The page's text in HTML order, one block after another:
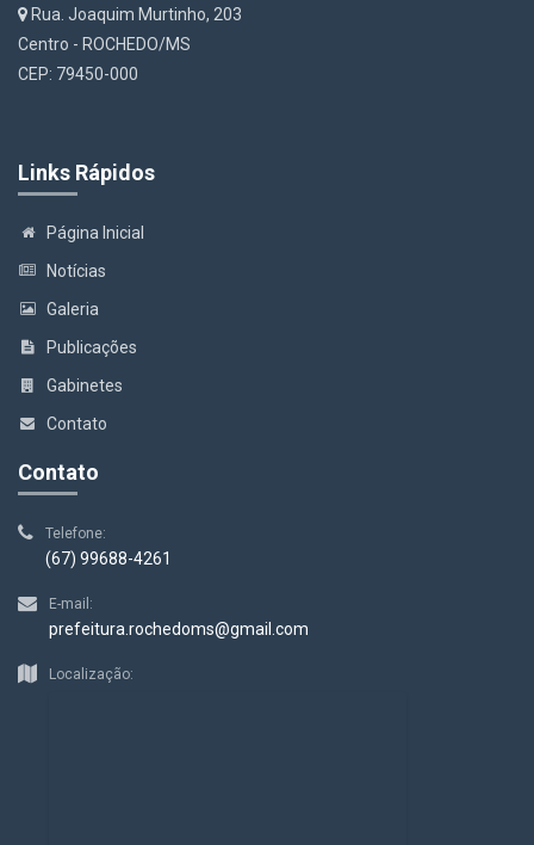
Rua. Joaquim Murtinho, 203
Centro - ROCHEDO/MS
CEP: 79450-000
Links Rápidos
Página Inicial
Notícias
Galeria
Publicações
Gabinetes
Contato
Contato
Telefone:
(67) 99688-4261
E-mail:
prefeitura.rochedoms@gmail.com
Localização: